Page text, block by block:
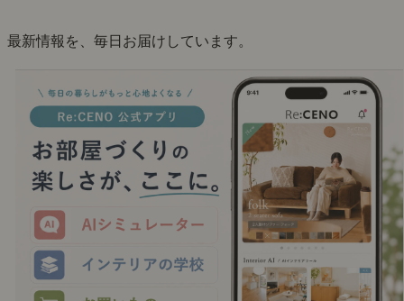
最新情報を、毎日お届けしています。